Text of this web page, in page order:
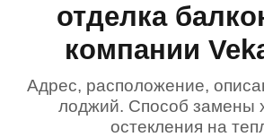
отделка
компании
Адрес, расположение,
лоджий. Способ замены
остекления на